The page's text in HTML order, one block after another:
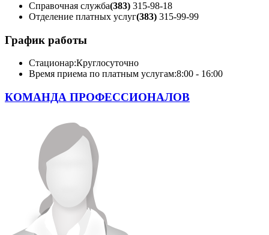
Справочная служба(383) 315-98-18
Отделение платных услуг(383) 315-99-99
График работы
Стационар:Круглосуточно
Время приема по платным услугам:8:00 - 16:00
КОМАНДА ПРОФЕССИОНАЛОВ